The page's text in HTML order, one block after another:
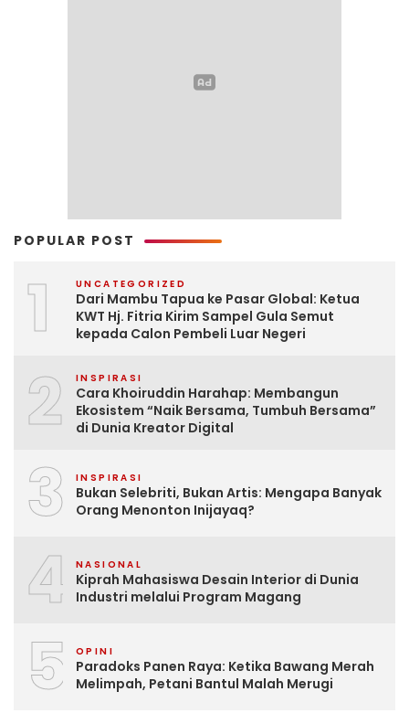
POPULAR POST
1 UNCATEGORIZED
Dari Mambu Tapua ke Pasar Global: Ketua
KWT Hj. Fitria Kirim Sampel Gula Semut
kepada Calon Pembeli Luar Negeri
2 INSPIRASI
Cara Khoiruddin Harahap: Membangun
Ekosistem “Naik Bersama, Tumbuh Bersama”
di Dunia Kreator Digital
3 INSPIRASI
Bukan Selebriti, Bukan Artis: Mengapa Banyak
Orang Menonton Inijayaq?
4 NASIONAL
Kiprah Mahasiswa Desain Interior di Dunia
Industri melalui Program Magang
5 OPINI
Paradoks Panen Raya: Ketika Bawang Merah
Melimpah, Petani Bantul Malah Merugi